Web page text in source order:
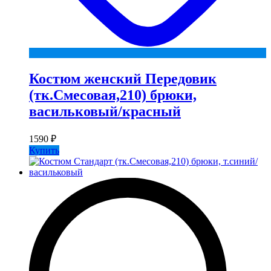
Костюм женский Передовик
(тк.Смесовая,210) брюки,
васильковый/красный
1590 ₽
Купить